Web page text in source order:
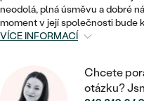
VINTAGE
NETRADIČNÍ
TEPANÉ
SESTAV SI SVŮJ PRSTEN
ZAČÍT S
NÁRAMKY
PÁNSKÉ ŠPERKY
VISACÍ
SOLITÉR
VE TVARU SRDCE
MINIMALISTICKÉ
DLE STYLU
ETERNITY
neodolá, plná úsměvu a dobré
moment v její společnosti bude
VÍCE INFORMACÍ
Chcete
otázku?